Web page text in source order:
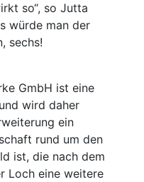
so“, so Jutta
würde man der
sechs!
GmbH ist eine
wird daher
ein
rund um den
ist, die nach dem
Loch eine weitere